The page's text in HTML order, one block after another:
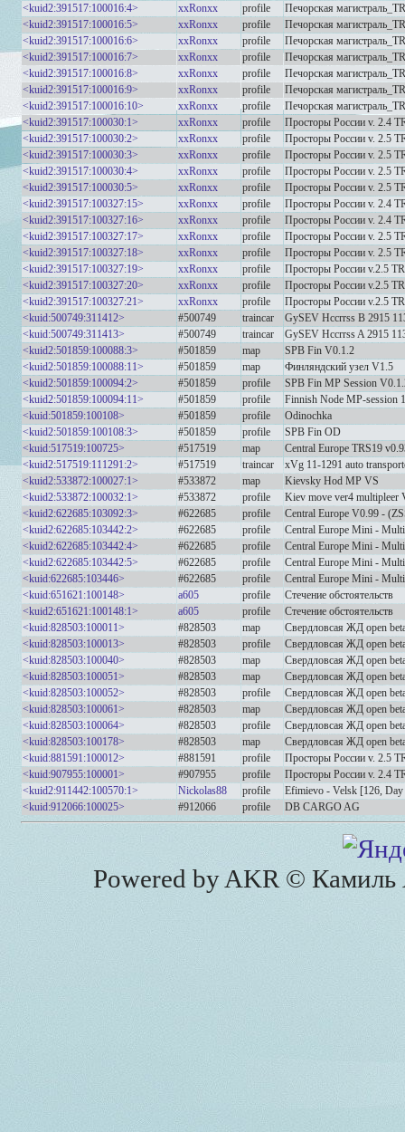
<kuid2:391517:100016:4>
xxRonxx profile
Печорская
<kuid2:391517:100016:5>
xxRonxx profile
Печорская
<kuid2:391517:100016:6>
xxRonxx profile
Печорская
<kuid2:391517:100016:7>
xxRonxx profile
Печорская
<kuid2:391517:100016:8>
xxRonxx profile
Печорская
<kuid2:391517:100016:9>
xxRonxx profile
Печорская
<kuid2:391517:100016:10>
xxRonxx profile
Печорская
<kuid2:391517:100030:1>
xxRonxx profile
Просторы России v. 2.4
<kuid2:391517:100030:2>
xxRonxx profile
Просторы России v. 2.5
<kuid2:391517:100030:3>
xxRonxx profile
Просторы России v. 2.5
<kuid2:391517:100030:4>
xxRonxx profile
Просторы России v. 2.5
<kuid2:391517:100030:5>
xxRonxx profile
Просторы России v. 2.5
<kuid2:391517:100327:15>
xxRonxx profile
Просторы России v. 2.4
<kuid2:391517:100327:16>
xxRonxx profile
Просторы России v. 2.4
<kuid2:391517:100327:17>
xxRonxx profile
Просторы России v. 2.5
<kuid2:391517:100327:18>
xxRonxx profile
Просторы России v. 2.5
<kuid2:391517:100327:19>
xxRonxx profile
Просторы России v.2.5
<kuid2:391517:100327:20>
xxRonxx profile
Просторы России v.2.5
<kuid2:391517:100327:21>
xxRonxx profile
Просторы России v.2.5
<kuid:500749:311412>
#500749 traincar
GySEV Hccrrss B 2915
<kuid:500749:311413>
#500749 traincar
GySEV Hccrrss A 2915
<kuid2:501859:100088:3>
#501859 map
SPB Fin V0.1.2
<kuid2:501859:100088:11>
#501859 map
Финляндский узел V1.5
<kuid2:501859:100094:2>
#501859 profile
SPB Fin MP Session
<kuid2:501859:100094:11>
#501859 profile
Finnish Node MP-session
<kuid:501859:100108>
#501859 profile
Odinochka
<kuid2:501859:100108:3>
#501859 profile
SPB Fin OD
<kuid:517519:100725>
#517519 map
Central Europe TRS19
<kuid2:517519:111291:2>
#517519 traincar
xVg 11-1291 auto
<kuid2:533872:100027:1>
#533872 map
Kievsky Hod MP VS
<kuid2:533872:100032:1>
#533872 profile
Kiev move ver4 multipleer
<kuid2:622685:103092:3>
#622685 profile
Central Europe V0.99 -
<kuid2:622685:103442:2>
#622685 profile
Central Europe Mini -
<kuid2:622685:103442:4>
#622685 profile
Central Europe Mini -
<kuid2:622685:103442:5>
#622685 profile
Central Europe Mini -
<kuid:622685:103446>
#622685 profile
Central Europe Mini -
<kuid:651621:100148>
a605 profile
Стечение обстоятельств
<kuid2:651621:100148:1>
a605 profile
Стечение обстоятельств
<kuid:828503:100011>
#828503 map
Свердловсая ЖД open
<kuid:828503:100013>
#828503 profile
Свердловсая ЖД open
<kuid:828503:100040>
#828503 map
Свердловсая ЖД open
<kuid:828503:100051>
#828503 map
Свердловсая ЖД open
<kuid:828503:100052>
#828503 profile
Свердловсая ЖД open
<kuid:828503:100061>
#828503 map
Свердловсая ЖД open
<kuid:828503:100064>
#828503 profile
Свердловсая ЖД open
<kuid:828503:100178>
#828503 map
Свердловсая ЖД open
<kuid:881591:100012>
#881591 profile
Просторы России v. 2.5
<kuid:907955:100001>
#907955 profile
Просторы России v. 2.4
<kuid2:911442:100570:1>
Nickolas88 profile
Efimievo - Velsk [126, Day
<kuid:912066:100025>
#912066 profile DB CARGO AG
Powered by AKR © Камиль